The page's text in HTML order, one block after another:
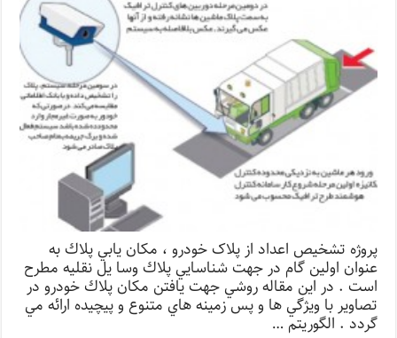
پروژه تشخیص اعداد از پلاک خودرو ، مکان يابي پلاك به
عنوان اولين گام در جهت شناسايي پلاك وسا يل نقليه مطرح
است . در اين مقاله روشي جهت يافتن مکان پلاك خودرو در
تصاوير با ويژگي ها و پس زمينه هاي متنوع و پيچيده ارائه مي
گردد . الگوريتم …